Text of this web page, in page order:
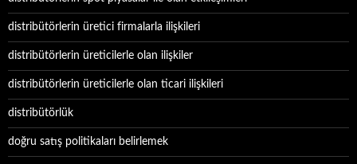
distribütörlerin üretici firmalarla ilişkileri
distribütörlerin üreticilerle olan ilişkiler
distribütörlerin üreticilerle olan ticari ilişkileri
distribütörlük
doğru satış politikaları belirlemek